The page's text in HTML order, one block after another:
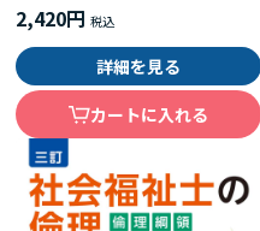
2,420円
詳細を見る
カートに入れる